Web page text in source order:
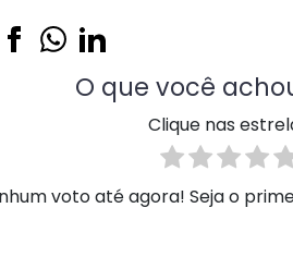
O que você
Clique nas
voto até agora! Seja o